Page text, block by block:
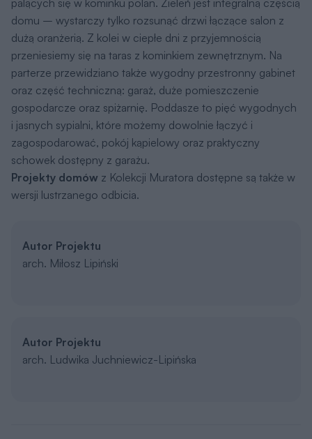
domu – wystarczy tylko rozsunąć drzwi łączące salon z
dużą oranżerią. Z kolei w ciepłe dni z przyjemnością
przeniesiemy się na taras z kominkiem zewnętrznym. Na
parterze przewidziano także wygodny przestronny gabinet
oraz część techniczną: garaż, duże pomieszczenie
gospodarcze oraz spiżarnię. Poddasze to pięć wygodnych
i jasnych sypialni, które możemy dowolnie łączyć i
zagospodarować, pokój kąpielowy oraz praktyczny
schowek dostępny z garażu.
Projekty domów z Kolekcji Muratora dostępne są także w
wersji lustrzanego odbicia.
Autor Projektu
arch. Miłosz Lipiński
Autor Projektu
arch. Ludwika Juchniewicz-Lipińska